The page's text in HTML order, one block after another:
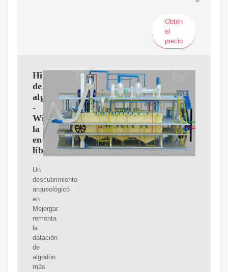
Obtén
el
precio
Historia
del
algodón
-
Wikipedia,
la
enciclopedia
libre
Un
descubrimiento
arqueológico
en
Mejergar
remonta
la
datación
de
algodón
más